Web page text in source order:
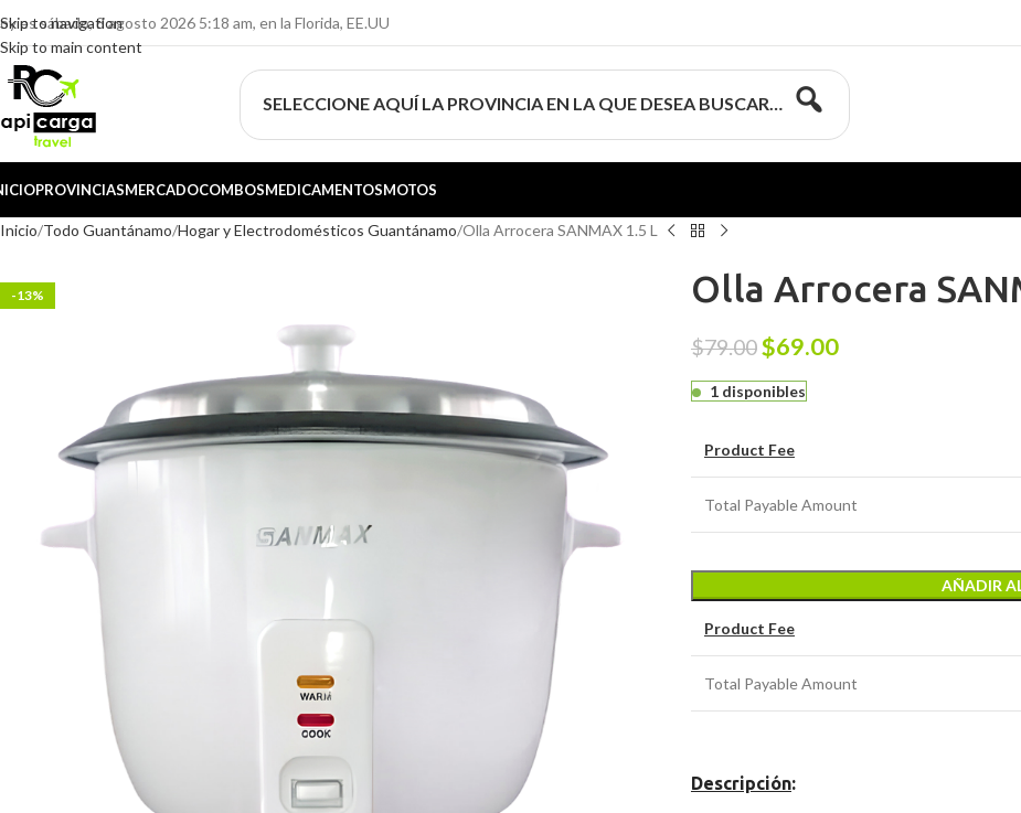
Skip to navigation
Skip to main content
es sábado, 8 agosto 2026 5:18 am, en la Florida, EE.UU
SELECCIONE AQUÍ LA PROVINCIA EN LA QUE DESEA BUSCAR…
PROVINCIASMERCADOCOMBOSMEDICAMENTOSMOTOS
Inicio Todo Guantánamo Hogar y Electrodomésticos Guantánamo Olla Arrocera SANMAX 1.5 L
-13% Olla Arrocera
$79.00$69.00
1 disponibles
Product Fee
Total Payable Amount
AÑADIR
Product Fee
Total Payable Amount
Descripción: